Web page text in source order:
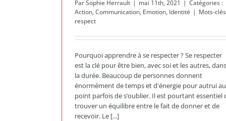
ParSophie Herrault | mai 11th, 2021 | Catégories :
Action, Communication, Emotion, Identité | Mots-
respect
Pourquoi apprendre à se respecter ? Se respecter
est la clé pour être bien, avec soi et les autres, dans
la durée. Beaucoup de personnes donnent
énormément de temps et d'énergie pour autrui au
point parfois de s’oublier. Il est pourtant essentiel
trouver un équilibre entre le fait de donner et de
recevoir. Le [...]